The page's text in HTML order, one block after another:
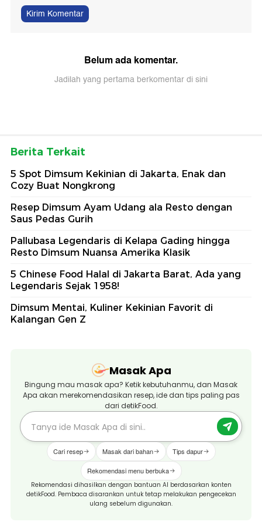
Kirim Komentar
Belum ada komentar.
Jadilah yang pertama berkomentar di sini
Berita Terkait
5 Spot Dimsum Kekinian di Jakarta, Enak dan
Cozy Buat Nongkrong
Resep Dimsum Ayam Udang ala Resto dengan
Saus Pedas Gurih
Pallubasa Legendaris di Kelapa Gading hingga
Resto Dimsum Nuansa Amerika Klasik
5 Chinese Food Halal di Jakarta Barat, Ada yang
Legendaris Sejak 1958!
Dimsum Mentai, Kuliner Kekinian Favorit di
Kalangan Gen Z
Masak Apa
Bingung mau masak apa? Ketik kebutuhanmu, dan Masak
Apa akan merekomendasikan resep, ide dan tips paling pas
dari detikFood.
Cari resep Masak dari bahan Tips dapur
Rekomendasi menu berbuka
Rekomendasi dihasilkan dengan bantuan AI berdasarkan konten
detikFood. Pembaca disarankan untuk tetap melakukan pengecekan
ulang sebelum digunakan.